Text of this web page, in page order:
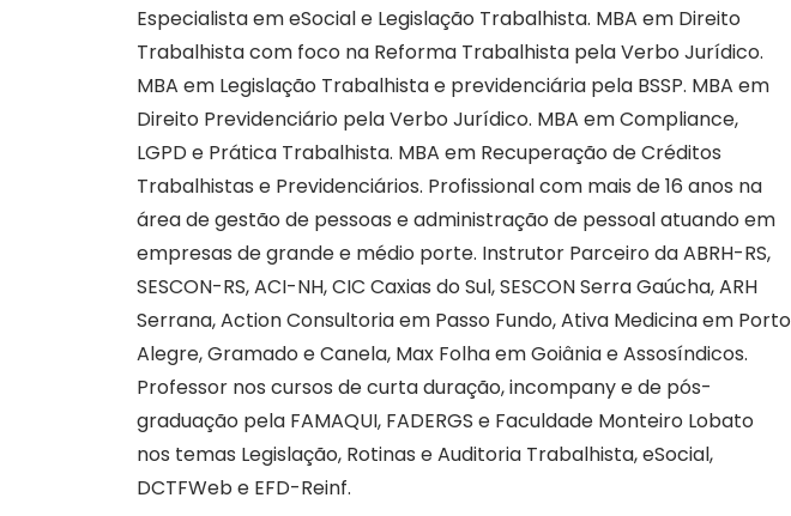
Especialista em eSocial e Legislação Trabalhista. MBA em Direito
Trabalhista com foco na Reforma Trabalhista pela Verbo Jurídico.
MBA em Legislação Trabalhista e previdenciária pela BSSP. MBA em
Direito Previdenciário pela Verbo Jurídico. MBA em Compliance,
LGPD e Prática Trabalhista. MBA em Recuperação de Créditos
Trabalhistas e Previdenciários. Profissional com mais de 16 anos na
área de gestão de pessoas e administração de pessoal atuando em
empresas de grande e médio porte. Instrutor Parceiro da ABRH-RS,
SESCON-RS, ACI-NH, CIC Caxias do Sul, SESCON Serra Gaúcha, ARH
Serrana, Action Consultoria em Passo Fundo, Ativa Medicina em Porto
Alegre, Gramado e Canela, Max Folha em Goiânia e Assosíndicos.
Professor nos cursos de curta duração, incompany e de pós-
graduação pela FAMAQUI, FADERGS e Faculdade Monteiro Lobato
nos temas Legislação, Rotinas e Auditoria Trabalhista, eSocial,
DCTFWeb e EFD-Reinf.